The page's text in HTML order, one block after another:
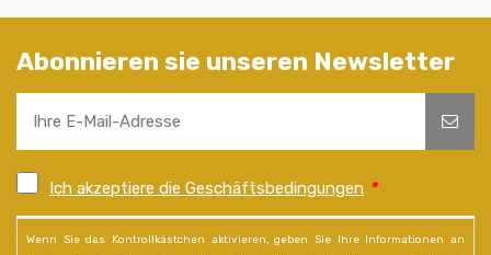
Abonnieren sie unseren Newsletter
Ich akzeptiere die Geschäftsbedingungen *
Wenn Sie das Kontrollkästchen aktivieren, geben Sie Ihre Informationen an